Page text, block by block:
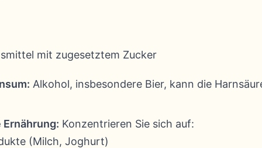
mit zugesetztem Zucker
Alkohol, insbesondere Bier, kann die
Konzentrieren Sie sich auf:
(Milch, Joghurt)